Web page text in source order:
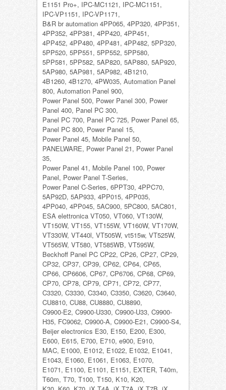
E1151 Pro+, IPC-MC1121, IPC-MC1151,
IPC-VP1151, IPC-VP1171,
B&R br automation 4PP065, 4PP320, 4PP351,
4PP352, 4PP381, 4PP420, 4PP451,
4PP452, 4PP480, 4PP481, 4PP482, 5PP320,
5PP520, 5PP551, 5PP552, 5PP580,
5PP581, 5PP582, 5AP820, 5AP880, 5AP920,
5AP980, 5AP981, 5AP982, 4B1210,
4B1260, 4B1270, 4PW035, Automation Panel
800, Automation Panel 900,
Power Panel 500, Power Panel 300, Power
Panel 400, Panel PC 300,
Panel PC 700, Panel PC 725, Power Panel 65,
Panel PC 800, Power Panel 15,
Power Panel 45, Mobile Panel 50,
PANELWARE, Power Panel 21, Power Panel
35,
Power Panel 41, Mobile Panel 100, Power
Panel, Power Panel T-Series,
Power Panel C-Series, 6PPT30, 4PPC70,
5AP92D, 5AP933, 4PP015, 4PP035,
4PP040, 4PP045, 5AC900, 5PC800, 5AC801,
ESA elettronica VT050, VT060, VT130W,
VT150W, VT155, VT155W, VT160W, VT170W,
VT330W, VT440l, VT505W, vt515w, VT525W,
VT565W, VT580, VT585WB, VT595W,
Beckhoff Panel PC CP22, CP26, CP27, CP29,
CP32, CP37, CP39, CP62, CP64, CP65,
CP66, CP6606, CP67, CP6706, CP68, CP69,
CP70, CP78, CP79, CP71, CP72, CP77,
C3320, C3330, C3340, C3350, C3620, C3640,
CU8810, CU88, CU8880, CU8890,
C9900-E2, C9900-U330, C9900-U33, C9900-
H35, FC9062, C9900-A, C9900-E21, C9900-S4,
Beijer electronics E30, E150, E200, E300,
E600, E615, E700, E710, e900, E910,
MAC, E1000, E1012, E1022, E1032, E1041,
E1043, E1060, E1061, E1063, E1070,
E1071, E1100, E1101, E1151, EXTER, T40m,
T60m, T70, T100, T150, K10, K20,